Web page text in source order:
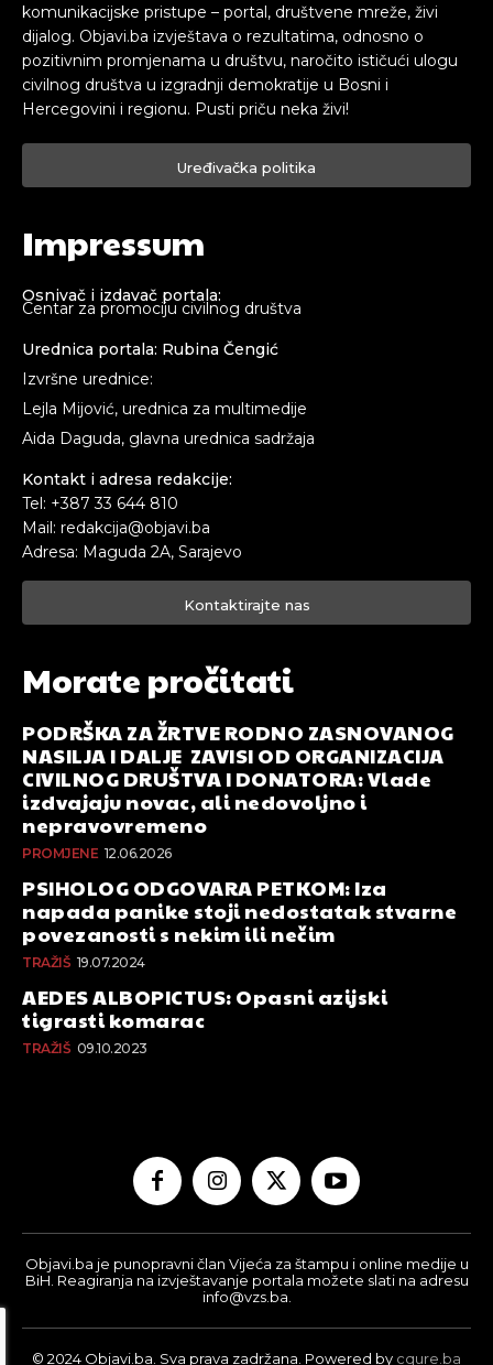
komunikacijske pristupe – portal, društvene mreže, živi
dijalog. Objavi.ba izvještava o rezultatima, odnosno o
pozitivnim promjenama u društvu, naročito ističući ulogu
civilnog društva u izgradnji demokratije u Bosni i
Hercegovini i regionu. Pusti priču neka živi!
Uređivačka politika
Impressum
Osnivač i izdavač portala:
Centar za promociju civilnog društva
Urednica portala: Rubina Čengić
Izvršne urednice:
Lejla Mijović, urednica za multimedije
Aida Daguda, glavna urednica sadržaja
Kontakt i adresa redakcije:
Tel: +387 33 644 810
Mail: redakcija@objavi.ba
Adresa: Maguda 2A, Sarajevo
Kontaktirajte nas
Morate pročitati
PODRŠKA ZA ŽRTVE RODNO ZASNOVANOG
NASILJA I DALJE ZAVISI OD ORGANIZACIJA
CIVILNOG DRUŠTVA I DONATORA: Vlade
izdvajaju novac, ali nedovoljno i
nepravovremeno
PROMJENE 12.06.2026
PSIHOLOG ODGOVARA PETKOM: Iza
napada panike stoji nedostatak stvarne
povezanosti s nekim ili nečim
TRAŽIŠ 19.07.2024
AEDES ALBOPICTUS: Opasni azijski
tigrasti komarac
TRAŽIŠ 09.10.2023
Objavi.ba je punopravni član Vijeća za štampu i online medije u
BiH. Reagiranja na izvještavanje portala možete slati na adresu
info@vzs.ba.
© 2024 Objavi.ba. Sva prava zadržana. Powered by cqure.ba